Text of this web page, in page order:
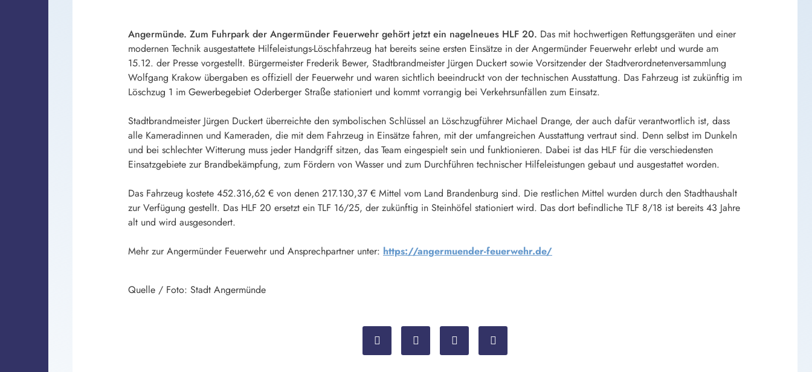
Angermünde. Zum Fuhrpark der Angermünder Feuerwehr gehört jetzt ein nagelneues HLF 20. Das mit hochwertigen Rettungsgeräten und einer
modernen Technik ausgestattete Hilfeleistungs-Löschfahrzeug hat bereits seine ersten Einsätze in der Angermünder Feuerwehr erlebt und wurde am
15.12. der Presse vorgestellt. Bürgermeister Frederik Bewer, Stadtbrandmeister Jürgen Duckert sowie Vorsitzender der Stadtverordnetenversammlung
Wolfgang Krakow übergaben es offiziell der Feuerwehr und waren sichtlich beeindruckt von der technischen Ausstattung. Das Fahrzeug ist zukünftig im
Löschzug 1 im Gewerbegebiet Oderberger Straße stationiert und kommt vorrangig bei Verkehrsunfällen zum Einsatz.
Stadtbrandmeister Jürgen Duckert überreichte den symbolischen Schlüssel an Löschzugführer Michael Drange, der auch dafür verantwortlich ist, dass
alle Kameradinnen und Kameraden, die mit dem Fahrzeug in Einsätze fahren, mit der umfangreichen Ausstattung vertraut sind. Denn selbst im Dunkeln
und bei schlechter Witterung muss jeder Handgriff sitzen, das Team eingespielt sein und funktionieren. Dabei ist das HLF für die verschiedensten
Einsatzgebiete zur Brandbekämpfung, zum Fördern von Wasser und zum Durchführen technischer Hilfeleistungen gebaut und ausgestattet worden.
Das Fahrzeug kostete 452.316,62 € von denen 217.130,37 € Mittel vom Land Brandenburg sind. Die restlichen Mittel wurden durch den Stadthaushalt
zur Verfügung gestellt. Das HLF 20 ersetzt ein TLF 16/25, der zukünftig in Steinhöfel stationiert wird. Das dort befindliche TLF 8/18 ist bereits 43 Jahre
alt und wird ausgesondert.
Mehr zur Angermünder Feuerwehr und Ansprechpartner unter: https://angermuender-feuerwehr.de/
Quelle / Foto: Stadt Angermünde